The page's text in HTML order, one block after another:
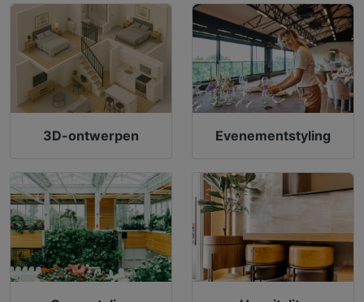
3D-ontwerpen Evenementstyling